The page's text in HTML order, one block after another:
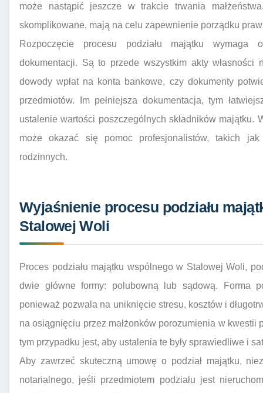
może nastąpić jeszcze w trakcie trwania
skomplikowane, mają na celu zapewnienie porządku
Rozpoczęcie procesu podziału majątku wymaga
dokumentacji. Są to przede wszystkim akty własności
dowody wpłat na konta bankowe, czy dokumenty
przedmiotów. Im pełniejsza dokumentacja, tym
ustalenie wartości poszczególnych składników majątku.
może okazać się pomoc profesjonalistów, takich
rodzinnych.
Wyjaśnienie procesu podziału
Stalowej Woli
Proces podziału majątku wspólnego w Stalowej Woli,
dwie główne formy: polubowną lub sądową. Forma
ponieważ pozwala na uniknięcie stresu, kosztów i
na osiągnięciu przez małżonków porozumienia w kwestii
tym przypadku jest, aby ustalenia te były sprawiedliwe i
Aby zawrzeć skuteczną umowę o podział majątku,
notarialnego, jeśli przedmiotem podziału jest